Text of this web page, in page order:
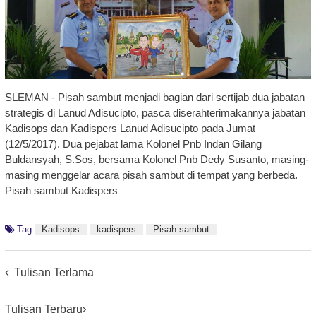
SLEMAN - Pisah sambut menjadi bagian dari sertijab dua jabatan
strategis di Lanud Adisucipto, pasca diserahterimakannya jabatan
Kadisops dan Kadispers Lanud Adisucipto pada Jumat
(12/5/2017). Dua pejabat lama Kolonel Pnb Indan Gilang
Buldansyah, S.Sos, bersama Kolonel Pnb Dedy Susanto, masing-
masing menggelar acara pisah sambut di tempat yang berbeda.
Pisah sambut Kadispers
Tag Kadisops kadispers Pisah sambut
Posts
Tulisan Terlama
Tulisan Terbaru